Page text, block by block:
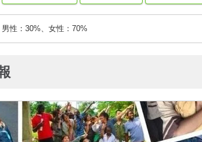
男性：30%、女性：70%